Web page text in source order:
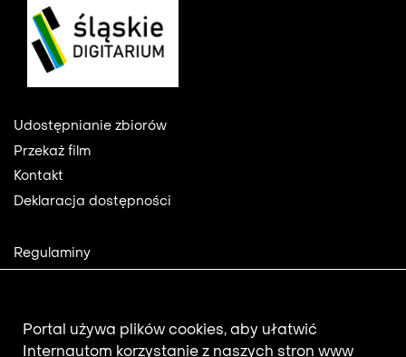
Footer
Udostępnianie zbiorów
Przekaż film
Kontakt
Deklaracja dostępności
Footer
2
Regulaminy
Aktualności
Portal używa plików cookies, aby ułatwić
Internautom korzystanie z naszych stron www